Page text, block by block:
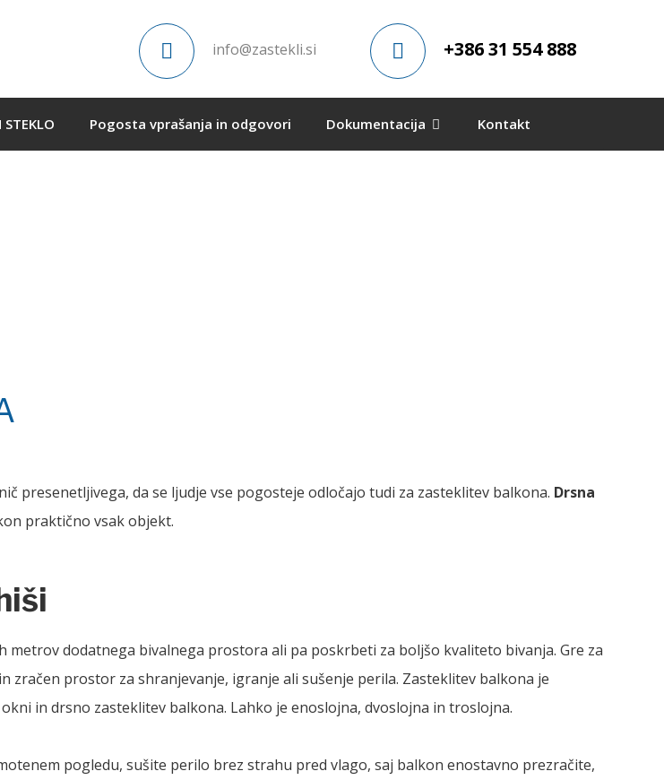
+386 31 554 888
info@zastekli.si
Pogosta vprašanja in odgovori Dokumentacija Kontakt
presenetljivega, da se ljudje vse pogosteje odločajo tudi za zasteklitev balkona. Drsna
praktično vsak objekt.
dodatnega bivalnega prostora ali pa poskrbeti za boljšo kvaliteto bivanja. Gre za
prostor za shranjevanje, igranje ali sušenje perila. Zasteklitev balkona je
okni in drsno zasteklitev balkona. Lahko je enoslojna, dvoslojna in troslojna.
pogledu, sušite perilo brez strahu pred vlago, saj balkon enostavno prezračite,